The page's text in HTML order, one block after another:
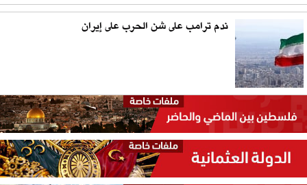
ندم ترامب على شن الحرب على إيران